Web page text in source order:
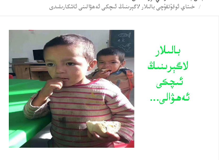
خىتاي ئوقۇتقۇچى بالىلار لاگېرىنىڭ ئىچكى ئەھۋالىنى ئاشكارىلىدى